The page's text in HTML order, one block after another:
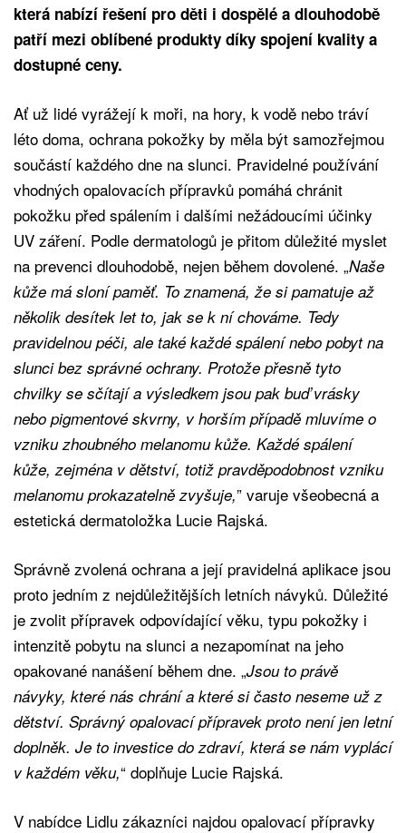
která nabízí řešení pro děti i dospělé a dlouhodobě
patří mezi oblíbené produkty díky spojení kvality a
dostupné ceny.
Ať už lidé vyrážejí k moři, na hory, k vodě nebo tráví
léto doma, ochrana pokožky by měla být samozřejmou
součástí každého dne na slunci. Pravidelné používání
vhodných opalovacích přípravků pomáhá chránit
pokožku před spálením i dalšími nežádoucími účinky
UV záření. Podle dermatologů je přitom důležité myslet
na prevenci dlouhodobě, nejen během dovolené. „Naše
kůže má sloní paměť. To znamená, že si pamatuje až
několik desítek let to, jak se k ní chováme. Tedy
pravidelnou péči, ale také každé spálení nebo pobyt na
slunci bez správné ochrany. Protože přesně tyto
chvilky se sčítají a výsledkem jsou pak buď vrásky
nebo pigmentové skvrny, v horším případě mluvíme o
vzniku zhoubného melanomu kůže. Každé spálení
kůže, zejména v dětství, totiž pravděpodobnost vzniku
melanomu prokazatelně zvyšuje,” varuje všeobecná a
estetická dermatoložka Lucie Rajská.
Správně zvolená ochrana a její pravidelná aplikace jsou
proto jedním z nejdůležitějších letních návyků. Důležité
je zvolit přípravek odpovídající věku, typu pokožky i
intenzitě pobytu na slunci a nezapomínat na jeho
opakované nanášení během dne. „Jsou to právě
návyky, které nás chrání a které si často neseme už z
dětství. Správný opalovací přípravek proto není jen letní
doplněk. Je to investice do zdraví, která se nám vyplácí
v každém věku,“ doplňuje Lucie Rajská.
V nabídce Lidlu zákazníci najdou opalovací přípravky